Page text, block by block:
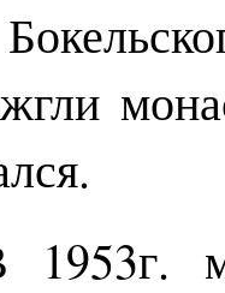
1953г.